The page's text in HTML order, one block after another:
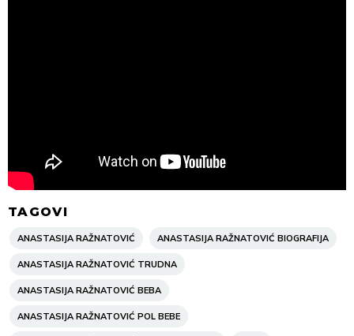
TAGOVI
ANASTASIJA RAŽNATOVIĆ ANASTASIJA RAŽNATOVIĆ BIOGRAFIJA
ANASTASIJA RAŽNATOVIĆ TRUDNA
ANASTASIJA RAŽNATOVIĆ BEBA
ANASTASIJA RAŽNATOVIĆ POL BEBE